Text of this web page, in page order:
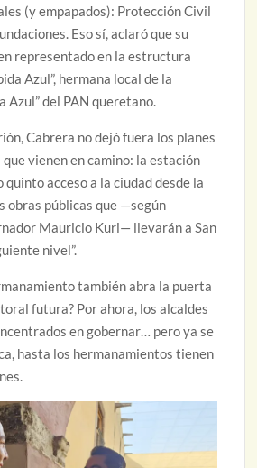
(y empapados): Protección Civil
Eso sí, aclaró que su
representado en la estructura
Azul”, hermana local de la
Azul” del PAN queretano.
Cabrera no dejó fuera los planes
vienen en camino: la estación
quinto acceso a la ciudad desde la
obras públicas que —según
Mauricio Kuri— llevarán a San
nivel”.
también abra la puerta
futura? Por ahora, los alcaldes
en gobernar… pero ya se
hasta los hermanamientos tienen